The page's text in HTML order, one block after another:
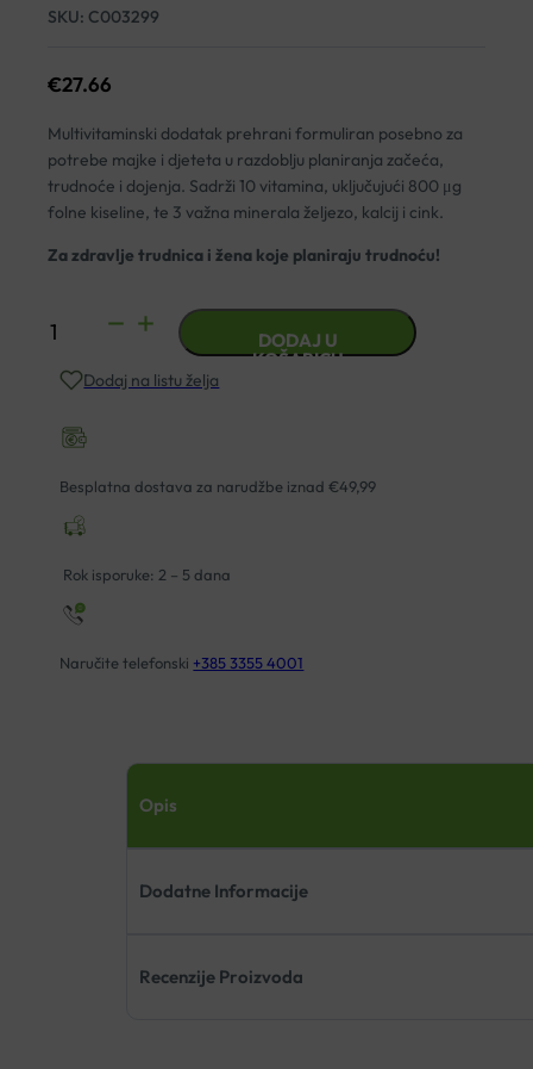
SKU: C003299
€27.66
Multivitaminski dodatak prehrani formuliran posebno za
potrebe majke i djeteta u razdoblju planiranja začeća,
trudnoće i dojenja. Sadrži 10 vitamina, uključujući 800 μg
folne kiseline, te 3 važna minerala željezo, kalcij i cink.
Za zdravlje trudnica i žena koje planiraju trudnoću!
NATURAL
PRENATAL
A100
količina
DODAJ U
KOŠARICU
Dodaj na listu želja
Besplatna dostava za narudžbe iznad €49,99
Rok isporuke: 2 – 5 dana
Naručite telefonski +385 3355 4001
Opis
Dodatne Informacije
Recenzije Proizvoda